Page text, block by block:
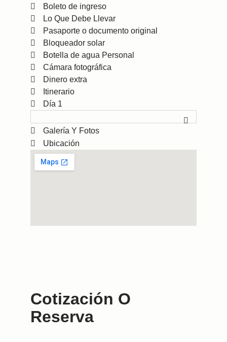
Boleto de ingreso
Lo Que Debe Llevar
Pasaporte o documento original
Bloqueador solar
Botella de agua Personal
Cámara fotográfica
Dinero extra
Itinerario
Día 1
Galería Y Fotos
Ubicación
Cotización O
Reserva